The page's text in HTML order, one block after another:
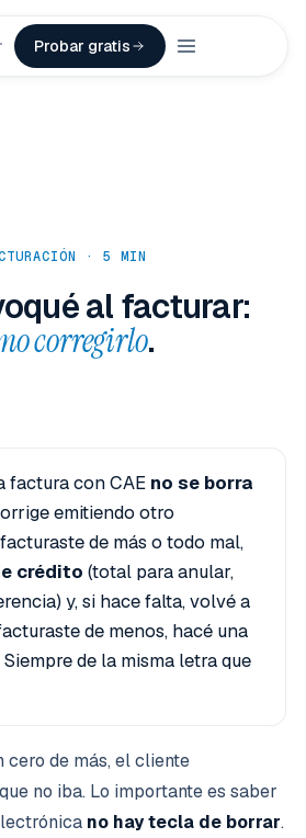
Probar gratis
· 5 MIN
al facturar:
corregirlo.
factura con CAE no se borra
emitiendo otro
de más o todo mal,
crédito (total para anular,
y, si hace falta, volvé a
de menos, hacé una
Siempre de la misma letra que
cero de más, el cliente
no iba. Lo importante es saber
no hay tecla de borrar.